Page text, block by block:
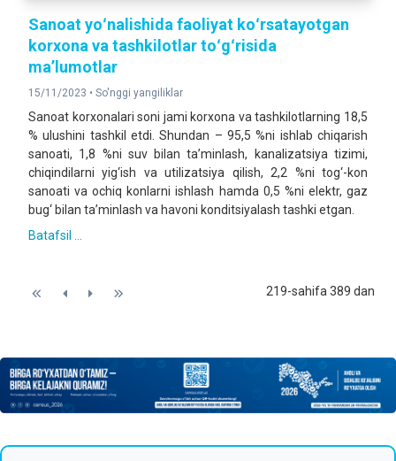
Sanoat yoʻnalishida faoliyat koʻrsatayotgan
korxona va tashkilotlar toʻgʻrisida
maʼlumotlar
15/11/2023 • So'nggi yangiliklar
Sanoat korxonalari soni jami korxona va tashkilotlarning 18,5
% ulushini tashkil etdi. Shundan – 95,5 %ni ishlab chiqarish
sanoati, 1,8 %ni suv bilan ta’minlash, kanalizatsiya tizimi,
chiqindilarni yig‘ish va utilizatsiya qilish, 2,2 %ni tog‘-kon
sanoati va ochiq konlarni ishlash hamda 0,5 %ni elektr, gaz
bug‘ bilan ta’minlash va havoni konditsiyalash tashki etgan.
Batafsil ...
219-sahifa 389 dan